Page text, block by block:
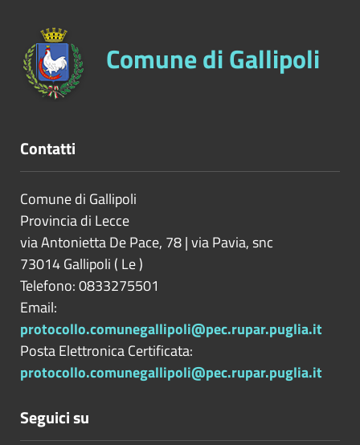
Comune di Gallipoli
Contatti
Comune di Gallipoli
Provincia di Lecce
via Antonietta De Pace, 78 | via Pavia, snc
73014Gallipoli ( Le)
Telefono: 0833275501
Email:
protocollo.comunegallipoli@pec.rupar.puglia.it
Posta Elettronica Certificata:
protocollo.comunegallipoli@pec.rupar.puglia.it
Seguici su